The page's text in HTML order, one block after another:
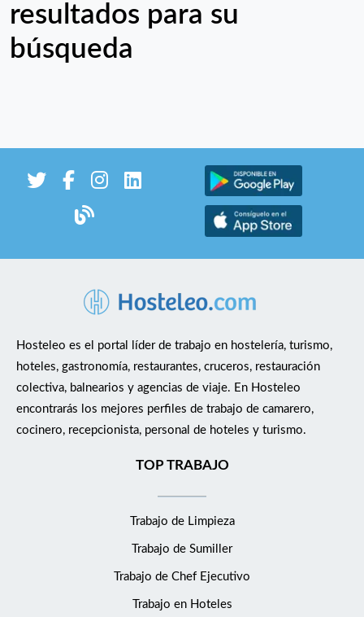
resultados para su
búsqueda
Hosteleo es el portal líder de trabajo en hostelería, turismo,
hoteles, gastronomía, restaurantes, cruceros, restauración
colectiva, balnearios y agencias de viaje. En Hosteleo
encontrarás los mejores perfiles de trabajo de camarero,
cocinero, recepcionista, personal de hoteles y turismo.
TOP TRABAJO
Trabajo de Limpieza
Trabajo de Sumiller
Trabajo de Chef Ejecutivo
Trabajo en Hoteles